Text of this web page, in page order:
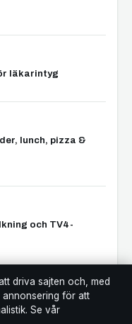
läkarintyg
lunch, pizza &
och TV4-
driva sajten och, med
för att
Se vår